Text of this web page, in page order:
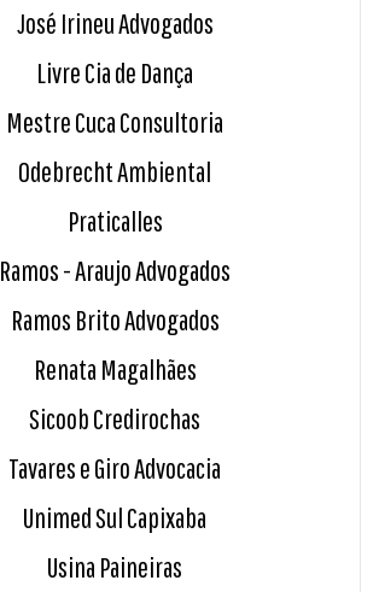
José Irineu Advogados
Livre Cia de Dança
Mestre Cuca Consultoria
Odebrecht Ambiental
Praticalles
Ramos - Araujo Advogados
Ramos Brito Advogados
Renata Magalhães
Sicoob Credirochas
Tavares e Giro Advocacia
Unimed Sul Capixaba
Usina Paineiras